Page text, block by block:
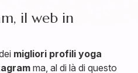
il web in
migliori profili yoga
ma, al di là di questo